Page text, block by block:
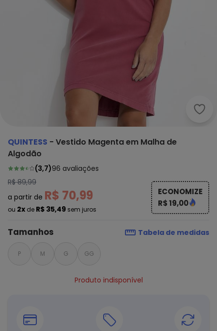
QUINTESS - Vestido Magenta em Malha de
Algodão
(3,7)96 avaliações
R$ 89,99
a partir de R$ 70,99
ou 2x de R$ 35,49 sem juros
ECONOMIZE
R$ 19,00
Tamanhos Tabela de medidas
P M G GG
Produto indisponível